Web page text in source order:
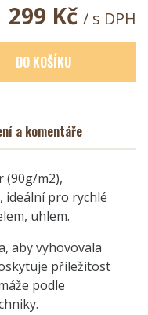
299 Kč / s DPH
DO KOŠÍKU
a komentáře
(90g/m2),
ideální pro rychlé
uhlem.
aby vyhovovala
příležitost
podle